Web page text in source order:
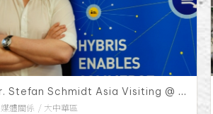
Mr. Stefan Schmidt Asia Visiting @ HK
媒體關係 大中華區